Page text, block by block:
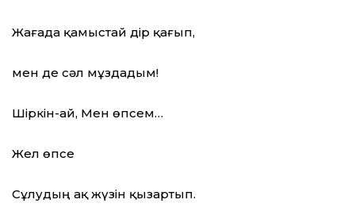
Жағада қамыстай дір қағып,
мен де сәл мұздадым!
Шіркін-ай, Мен өпсем…
Жел өпсе
Сұлудың ақ жүзін қызартып.